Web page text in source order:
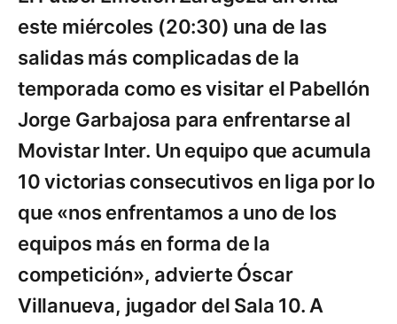
este miércoles (20:30) una de las
salidas más complicadas de la
temporada como es visitar el Pabellón
Jorge Garbajosa para enfrentarse al
Movistar Inter. Un equipo que acumula
10 victorias consecutivos en liga por lo
que «nos enfrentamos a uno de los
equipos más en forma de la
competición», advierte Óscar
Villanueva, jugador del Sala 10. A